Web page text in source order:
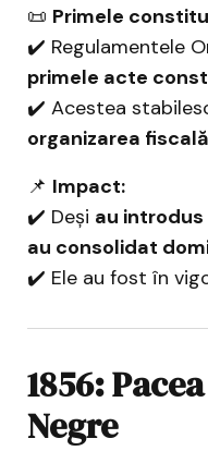
📜 Primele
✔️ Regulamentele
primele acte
✔️ Acestea
organizarea fiscală
📌 Impact:
✔️ Deși au
au consolidat
✔️ Ele au fost în
1856:
Negre